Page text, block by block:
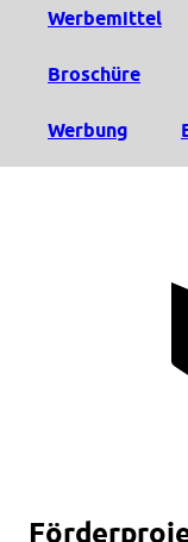
Werbemittel
Broschüre
Werbung